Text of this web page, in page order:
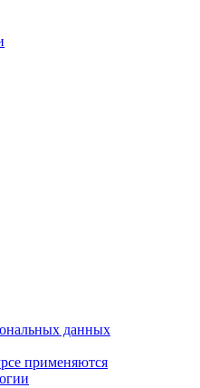
данных
применяются